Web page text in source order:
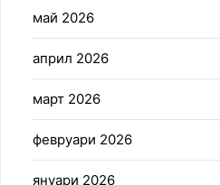
май 2026
април 2026
март 2026
февруари 2026
януари 2026